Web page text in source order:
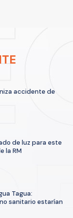
accidente de
de luz para este
la RM
Tagua:
sanitario estarían